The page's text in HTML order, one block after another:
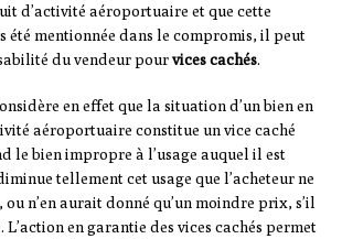
d’activité aéroportuaire et que cette
été mentionnée dans le compromis, il peut
du vendeur pourvices cachés.
en effet que la situation d’un bien en
aéroportuaire constitue un vice caché
le bien impropre à l’usage auquel il est
tellement cet usage que l’acheteur ne
n’en aurait donné qu’un moindre prix, s’il
L’action en garantie des vices cachés permet